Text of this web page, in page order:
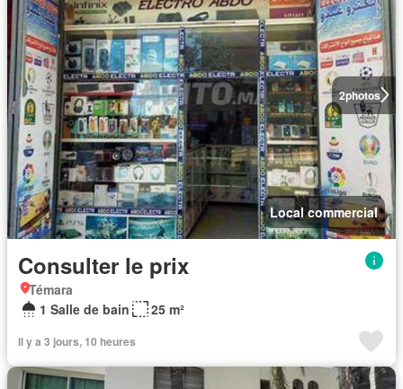
2photos
Local commercial
Consulter le prix
Témara
1 Salle de bain
25 m²
Il y a 3 jours, 10 heures